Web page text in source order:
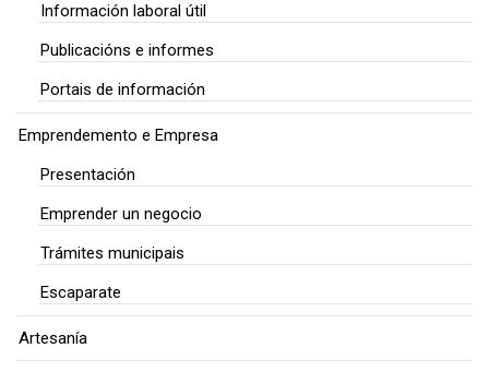
Información laboral útil
Publicacións e informes
Portais de información
Emprendemento e Empresa
Presentación
Emprender un negocio
Trámites municipais
Escaparate
Artesanía